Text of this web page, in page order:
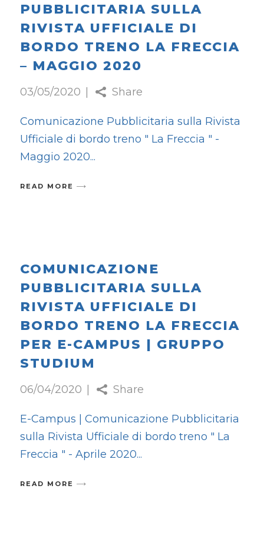
PUBBLICITARIA SULLA
RIVISTA UFFICIALE DI
BORDO TRENO LA FRECCIA
– MAGGIO 2020
03/05/2020 Share
Comunicazione Pubblicitaria sulla Rivista
Ufficiale di bordo treno " La Freccia " -
Maggio 2020
READ MORE
COMUNICAZIONE
PUBBLICITARIA SULLA
RIVISTA UFFICIALE DI
BORDO TRENO LA FRECCIA
PER E-CAMPUS | GRUPPO
STUDIUM
06/04/2020 Share
E-Campus | Comunicazione Pubblicitaria
sulla Rivista Ufficiale di bordo treno " La
Freccia " - Aprile 2020
READ MORE